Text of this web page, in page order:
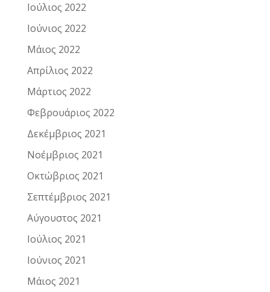
Ιούλιος 2022
Ιούνιος 2022
Μάιος 2022
Απρίλιος 2022
Μάρτιος 2022
Φεβρουάριος 2022
Δεκέμβριος 2021
Νοέμβριος 2021
Οκτώβριος 2021
Σεπτέμβριος 2021
Αύγουστος 2021
Ιούλιος 2021
Ιούνιος 2021
Μάιος 2021